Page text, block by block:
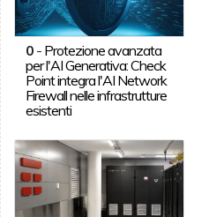
0- Protezione avanzata
per l'AI Generativa: Check
Point integra l'AI Network
Firewall nelle infrastrutture
esistenti